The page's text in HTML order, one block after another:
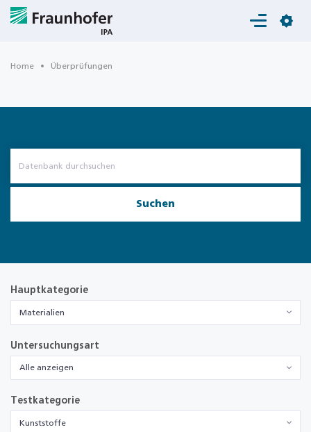
Login
Home Überprüfungen
Suchen
Hauptkategorie
Materialien
Untersuchungsart
Alle anzeigen
Testkategorie
Kunststoffe